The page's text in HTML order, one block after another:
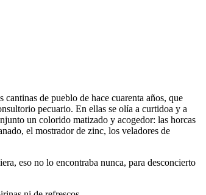
de pueblo de hace cuarenta años, que
pecuario. En ellas se olía a curtidoa y a
un colorido matizado y acogedor: las horcas
el mostrador de zinc, los veladores de
eso no lo encontraba nunca, para desconcierto